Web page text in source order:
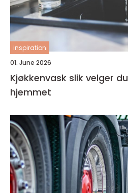
inspiration
01. June 2026
Kjøkkenvask slik velger du riktig modell til
hjemmet